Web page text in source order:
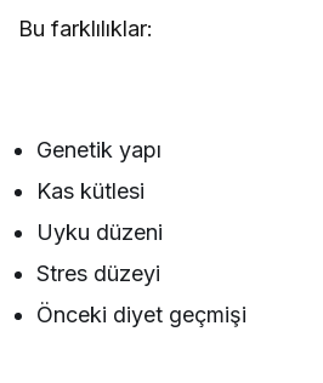
Bu farklılıklar:
Genetik yapı
Kas kütlesi
Uyku düzeni
Stres düzeyi
Önceki diyet geçmişi